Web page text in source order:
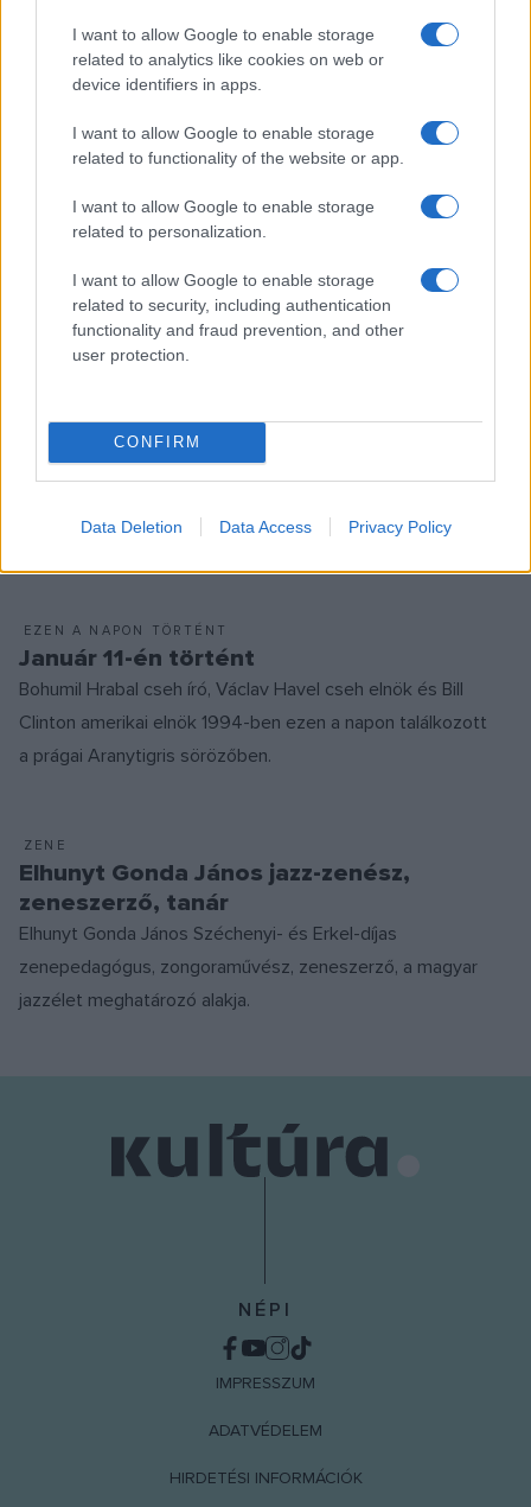
I want to allow Google to enable storage
related to analytics like cookies on web or
device identifiers in apps.
I want to allow Google to enable storage
related to functionality of the website or app.
I want to allow Google to enable storage
related to personalization.
I want to allow Google to enable storage
related to security, including authentication
functionality and fraud prevention, and other
user protection.
CONFIRM
Data Deletion Data Access Privacy Policy
Március 10-én történt
Ma ünnepli 67. születésnapját Sharon Stone. Az Emmy- és
Golden Globe-díjas amerikai színésznő modellként kezdte,
majd 1980-ban Woody Allen Csillagporos emlékek című
vígjátékában kapta első komolyabb szerepét. Ezután
számos filmben játszott, de az igazi áttörést az 1992-es
Elemi ösztön című thriller főszerepe hozta meg számára.
specialista, valamint a Gyorsabb a halálnál.
Bohumil Hrabal cseh író, Václav Havel, Csehország
köztársasági elnöke és Bill Clinton, az Amerikai Egyesült
törzshelyén, a prágai Aranytigris sörözőben.
EZEN A NAPON TÖRTÉNT
Január 11-én történt
Bohumil Hrabal cseh író, Václav Havel cseh elnök és Bill
Clinton amerikai elnök 1994-ben ezen a napon találkozott
a prágai Aranytigris sörözőben.
ZENE
Elhunyt Gonda János jazz-zenész,
zeneszerző, tanár
Elhunyt Gonda János Széchenyi- és Erkel-díjas
zenepedagógus, zongoraművész, zeneszerző, a magyar
jazzélet meghatározó alakja.
NÉPI
IMPRESSZUM
ADATVÉDELEM
HIRDETÉSI INFORMÁCIÓK